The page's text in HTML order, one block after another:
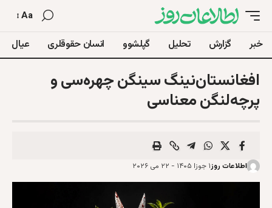
Aa
خبر گزارش تحلیل گپلشوو انسان حقوقلری عیال
افغانستان‌نینگ سینگن چهره‌سی و
پرچه‌لنگن معناسی
اطلاعات روز۱ جوزا ۱۴۰۵ - ۲۲ می ۲۰۲۶